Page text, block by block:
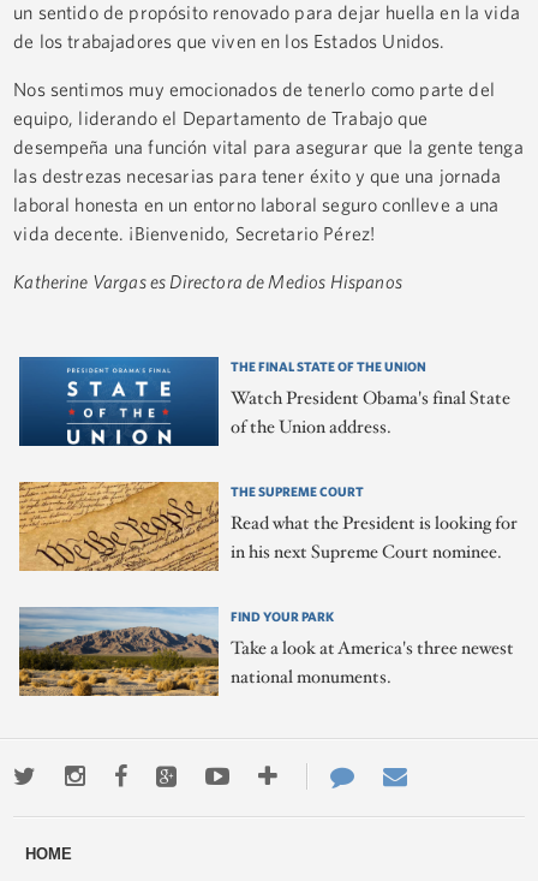
un sentido de propósito renovado para dejar huella en la vida
de los trabajadores que viven en los Estados Unidos.
Nos sentimos muy emocionados de tenerlo como parte del
equipo, liderando el Departamento de Trabajo que
desempeña una función vital para asegurar que la gente tenga
las destrezas necesarias para tener éxito y que una jornada
laboral honesta en un entorno laboral seguro conlleve a una
vida decente. ¡Bienvenido, Secretario Pérez!
Katherine Vargas es Directora de Medios Hispanos
THE FINAL STATE OF THE UNION
Watch President Obama's final State
of the Union address.
THE SUPREME COURT
Read what the President is looking for
in his next Supreme Court nominee.
FIND YOUR PARK
Take a look at America's three newest
national monuments.
TwitterInstagramFacebookGoogle+YoutubeMore
ways
Contact
Us
HOME